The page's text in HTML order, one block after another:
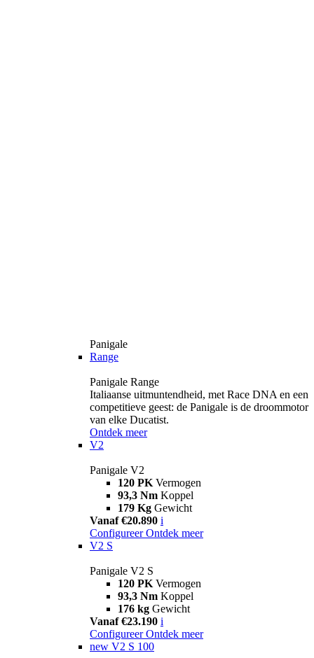
Panigale
Range
Panigale Range
Italiaanse uitmuntendheid, met Race DNA en een
competitieve geest: de Panigale is de droommotor
van elke Ducatist.
Ontdek meer
V2
Panigale V2
120 PK Vermogen
93,3 Nm Koppel
179 Kg Gewicht
Vanaf €20.890 i
Configureer Ontdek meer
V2 S
Panigale V2 S
120 PK Vermogen
93,3 Nm Koppel
176 kg Gewicht
Vanaf €23.190 i
Configureer Ontdek meer
new V2 S 100